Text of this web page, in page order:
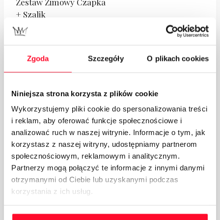
Zgoda Szczegóły O plikach cookies
Niniejsza strona korzysta z plików cookie
Wykorzystujemy pliki cookie do spersonalizowania treści
i reklam, aby oferować funkcje społecznościowe i
analizować ruch w naszej witrynie. Informacje o tym, jak
korzystasz z naszej witryny, udostępniamy partnerom
społecznościowym, reklamowym i analitycznym.
Partnerzy mogą połączyć te informacje z innymi danymi
otrzymanymi od Ciebie lub uzyskanymi podczas
korzystania z ich usług.
+ Szalik
169.00
Dodaj do koszyka
Podobne Produkty